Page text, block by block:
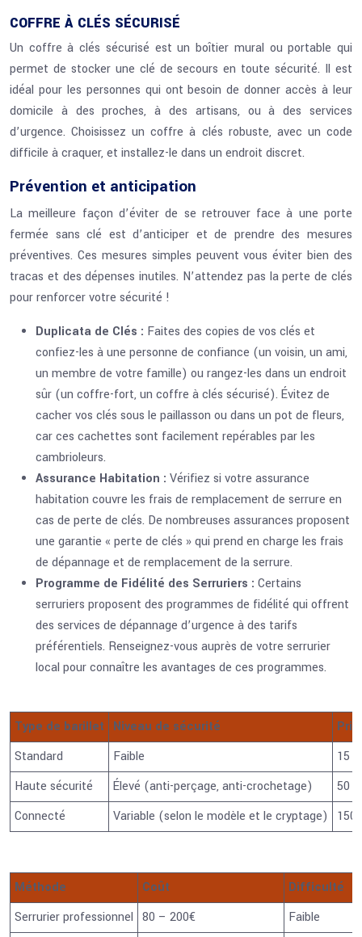
COFFRE À CLÉS SÉCURISÉ
Un coffre à clés sécurisé est un boîtier mural ou portable qui
permet de stocker une clé de secours en toute sécurité. Il est
idéal pour les personnes qui ont besoin de donner accès à leur
domicile à des proches, à des artisans, ou à des services
d’urgence. Choisissez un coffre à clés robuste, avec un code
difficile à craquer, et installez-le dans un endroit discret.
Prévention et anticipation
La meilleure façon d’éviter de se retrouver face à une porte
fermée sans clé est d’anticiper et de prendre des mesures
préventives. Ces mesures simples peuvent vous éviter bien des
tracas et des dépenses inutiles. N’attendez pas la perte de clés
pour renforcer votre sécurité !
Duplicata de Clés : Faites des copies de vos clés et
confiez-les à une personne de confiance (un voisin, un ami,
un membre de votre famille) ou rangez-les dans un endroit
sûr (un coffre-fort, un coffre à clés sécurisé). Évitez de
cacher vos clés sous le paillasson ou dans un pot de fleurs,
car ces cachettes sont facilement repérables par les
cambrioleurs.
Assurance Habitation : Vérifiez si votre assurance
habitation couvre les frais de remplacement de serrure en
cas de perte de clés. De nombreuses assurances proposent
une garantie « perte de clés » qui prend en charge les frais
de dépannage et de remplacement de la serrure.
Programme de Fidélité des Serruriers : Certains
serruriers proposent des programmes de fidélité qui offrent
des services de dépannage d’urgence à des tarifs
préférentiels. Renseignez-vous auprès de votre serrurier
local pour connaître les avantages de ces programmes.
Type de barillet Niveau de sécurité
Standard
Faible
15
Haute sécurité
Élevé (anti-perçage, anti-crochetage)
50
Connecté
Variable (selon le modèle et le cryptage) 150
Méthode Coût
Difficulté
Serrurier professionnel 80 – 200€
Faible